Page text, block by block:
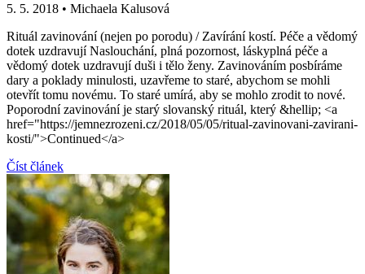
5. 5. 2018 • Michaela Kalusová
Rituál zavinování (nejen po porodu) / Zavírání kostí. Péče a vědomý
dotek uzdravují Naslouchání, plná pozornost, láskyplná péče a
vědomý dotek uzdravují duši i tělo ženy. Zavinováním posbíráme
dary a poklady minulosti, uzavřeme to staré, abychom se mohli
otevřít tomu novému. To staré umírá, aby se mohlo zrodit to nové.
Poporodní zavinování je starý slovanský rituál, který &hellip; <a
href="https://jemnezrozeni.cz/2018/05/05/ritual-zavinovani-zavirani-
kosti/">Continued</a>
Číst článek